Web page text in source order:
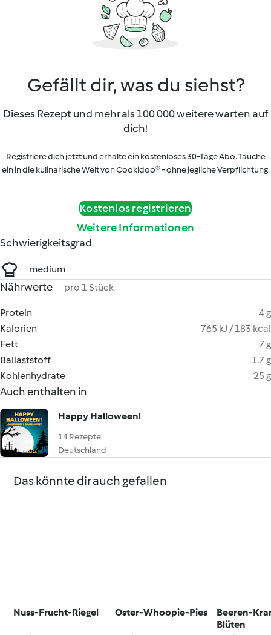
Gefällt dir, was du siehst?
Dieses Rezept und mehr als 100 000 weitere warten auf
dich!
Registriere dich jetzt und erhalte ein kostenloses 30-Tage Abo. Tauche
ein in die kulinarische Welt von Cookidoo® - ohne jegliche Verpflichtung.
Kostenlos registrieren
Weitere Informationen
Schwierigkeitsgrad
medium
Nährwerte pro 1 Stück
Protein
4 g
Kalorien
765 kJ / 183 kcal
Fett
7 g
Ballaststoff
1.7 g
Kohlenhydrate
25 g
Auch enthalten in
Happy Halloween!
14 Rezepte
Deutschland
Das könnte dir auch gefallen
Nuss-Frucht-Riegel Oster-Whoopie-Pies
Beeren-
Blüten